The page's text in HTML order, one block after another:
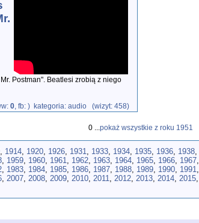
Postman". Beatlesi zrobią z niego
0, fb: ) kategoria: audio (wizyt: 458)
0 ...pokaż wszystkie z roku 1951
, 1914, 1920, 1926, 1931, 1933, 1934, 1935, 1936, 1938,
, 1959, 1960, 1961, 1962, 1963, 1964, 1965, 1966, 1967,
, 1983, 1984, 1985, 1986, 1987, 1988, 1989, 1990, 1991,
, 2007, 2008, 2009, 2010, 2011, 2012, 2013, 2014, 2015,